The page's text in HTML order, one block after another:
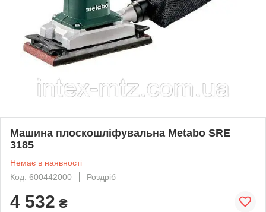
Машина плоскошліфувальна Metabo SRE
3185
Немає в наявності
Код: 600442000
Роздріб
4 532 ₴